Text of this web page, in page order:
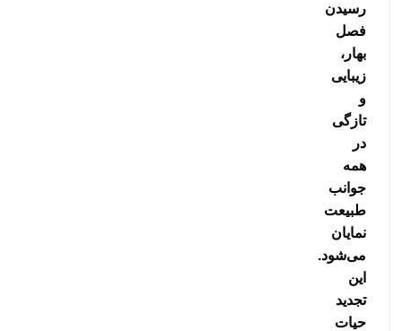
رسیدن
فصل
بهار،
زیبایی
و
تازگی
در
همه
جوانب
طبیعت
نمایان
می‌شود.
این
تجدید
حیات